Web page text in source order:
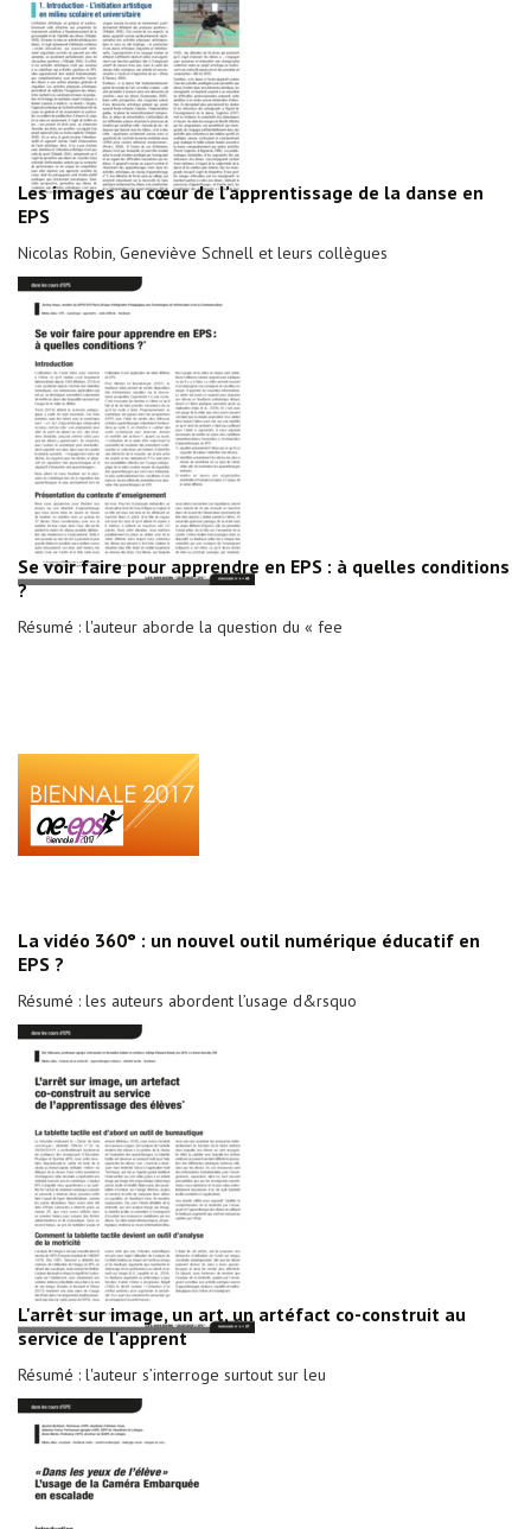
Les images au cœur de l’apprentissage de la danse en
EPS
Nicolas Robin, Geneviève Schnell et leurs collègues
Se voir faire pour apprendre en EPS : à quelles conditions
?
Résumé : l'auteur aborde la question du « fee
La vidéo 360° : un nouvel outil numérique éducatif en
EPS ?
Résumé : les auteurs abordent l’usage d&rsquo
L'arrêt sur image, un art, un artéfact co-construit au
service de l'apprent
Résumé : l'auteur s’interroge surtout sur leu